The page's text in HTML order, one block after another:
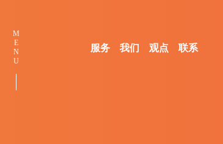
服务 我们 观点 联系
M
E
N
U